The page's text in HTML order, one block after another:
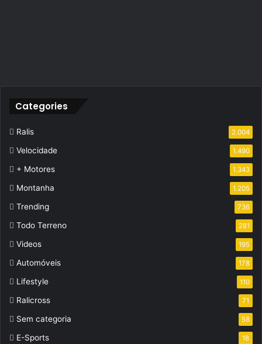
Categories
Ralis 2.004
Velocidade 1.490
+ Motores 1.343
Montanha 1.205
Trending 736
Todo Terreno 281
Videos 195
Automóveis 178
Lifestyle 110
Ralicross 71
Sem categoria 58
E-Sports 18